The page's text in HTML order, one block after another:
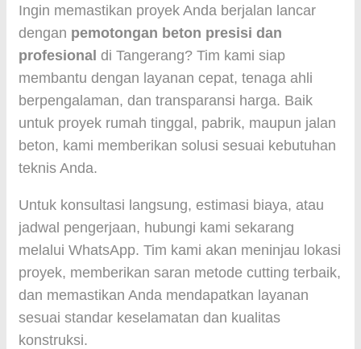
Ingin memastikan proyek Anda berjalan lancar
dengan pemotongan beton presisi dan
profesional di Tangerang? Tim kami siap
membantu dengan layanan cepat, tenaga ahli
berpengalaman, dan transparansi harga. Baik
untuk proyek rumah tinggal, pabrik, maupun jalan
beton, kami memberikan solusi sesuai kebutuhan
teknis Anda.
Untuk konsultasi langsung, estimasi biaya, atau
jadwal pengerjaan, hubungi kami sekarang
melalui WhatsApp. Tim kami akan meninjau lokasi
proyek, memberikan saran metode cutting terbaik,
dan memastikan Anda mendapatkan layanan
sesuai standar keselamatan dan kualitas
konstruksi.